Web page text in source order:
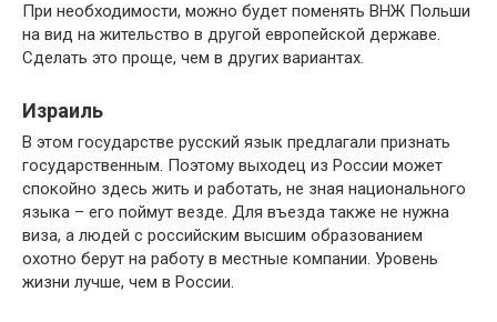
При необходимости, можно будет поменять ВНЖ Польши
на вид на жительство в другой европейской державе.
Сделать это проще, чем в других вариантах.
Израиль
В этом государстве русский язык предлагали признать
государственным. Поэтому выходец из России может
спокойно здесь жить и работать, не зная национального
языка – его поймут везде. Для въезда также не нужна
виза, а людей с российским высшим образованием
охотно берут на работу в местные компании. Уровень
жизни лучше, чем в России.